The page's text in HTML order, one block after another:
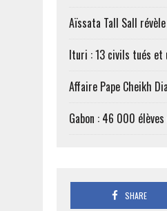
Aïssata Tall Sall
Ituri : 13 civils tués et
Affaire Pape Cheikh
Gabon : 46 000
SHARE